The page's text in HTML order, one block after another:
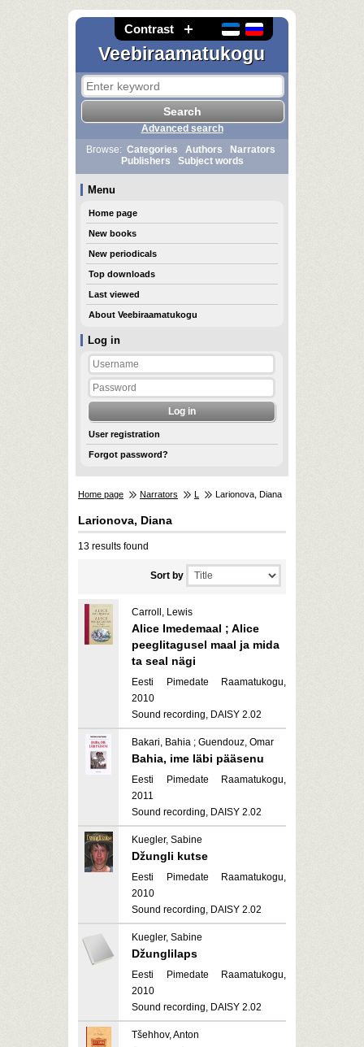
Contrast
Veebiraamatukogu
Log in
User registration
Forgot password?
Advanced search
Browse: Categories Authors
Narrators
Publishers
Subject words
Menu
Home page
New books
New periodicals
Top downloads
Last viewed
About Veebiraamatukogu
Home page Narrators L Larionova, Diana
Larionova, Diana
13 results found
Sort by
Carroll, Lewis
Alice Imedemaal ; Alice
peeglitagusel maal ja mida
ta seal nägi
Eesti Pimedate Raamatukogu,
2010
Sound recording, DAISY 2.02
Bakari, Bahia ; Guendouz, Omar
Bahia, ime läbi pääsenu
Eesti Pimedate Raamatukogu,
2011
Sound recording, DAISY 2.02
Kuegler, Sabine
Džungli kutse
Eesti Pimedate Raamatukogu,
2010
Sound recording, DAISY 2.02
Kuegler, Sabine
Džunglilaps
Eesti Pimedate Raamatukogu,
2010
Sound recording, DAISY 2.02
Tšehhov, Anton